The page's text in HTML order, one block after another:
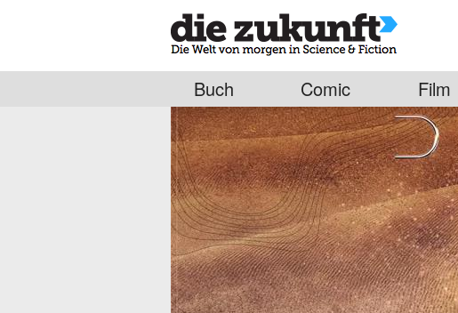
Buch Comic Film